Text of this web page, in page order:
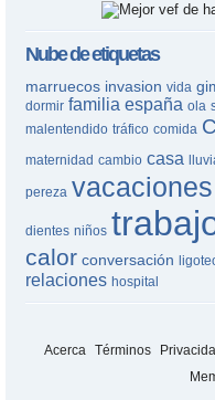
Nube de etiquetas
marruecos invasion vida
dormir familia españa ola
malentendido tráfico comida
maternidad cambio casa
pereza vacaciones
dientes niños
calor conversación
relaciones hospital
Acerca Términos